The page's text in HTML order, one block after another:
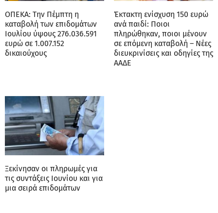
ΟΠΕΚΑ: Την Πέμπτη η
καταβολή των επιδομάτων
Ιουλίου ύψους 276.036.591
ευρώ σε 1.007.152
δικαιούχους
Έκτακτη ενίσχυση 150 ευρώ
ανά παιδί: Ποιοι
πληρώθηκαν, ποιοι μένουν
σε επόμενη καταβολή – Νέες
διευκρινίσεις και οδηγίες της
ΑΑΔΕ
Ξεκίνησαν οι πληρωμές για
τις συντάξεις Ιουνίου και για
μια σειρά επιδομάτων